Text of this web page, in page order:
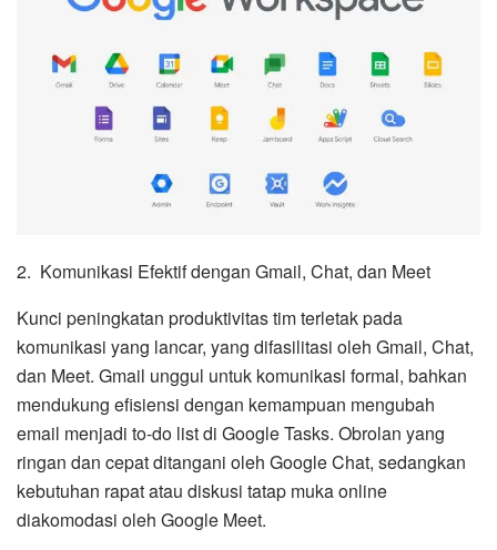
2. Komunikasi Efektif dengan Gmail, Chat, dan Meet
Kunci peningkatan produktivitas tim terletak pada
komunikasi yang lancar, yang difasilitasi oleh Gmail, Chat,
dan Meet. Gmail unggul untuk komunikasi formal, bahkan
mendukung efisiensi dengan kemampuan mengubah
email menjadi to-do list di Google Tasks. Obrolan yang
ringan dan cepat ditangani oleh Google Chat, sedangkan
kebutuhan rapat atau diskusi tatap muka online
diakomodasi oleh Google Meet.